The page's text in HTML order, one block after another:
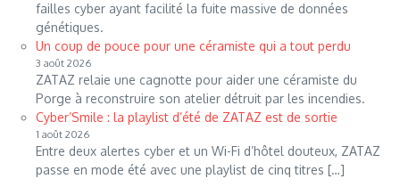
failles cyber ayant facilité la fuite massive de données
génétiques.
Un coup de pouce pour une céramiste qui a tout perdu
3 août 2026
ZATAZ relaie une cagnotte pour aider une céramiste du
Porge à reconstruire son atelier détruit par les incendies.
Cyber’Smile : la playlist d’été de ZATAZ est de sortie
1 août 2026
Entre deux alertes cyber et un Wi-Fi d’hôtel douteux, ZATAZ
passe en mode été avec une playlist de cinq titres […]